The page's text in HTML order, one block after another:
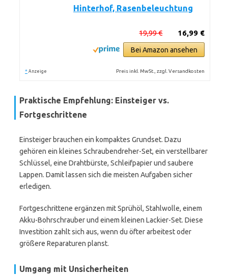
Hinterhof, Rasenbeleuchtung
16,99 €
19,99 €
Bei Amazon ansehen
* Anzeige Preis inkl. MwSt., zzgl. Versandkosten
Praktische Empfehlung: Einsteiger vs.
Fortgeschrittene
Einsteiger brauchen ein kompaktes Grundset. Dazu
gehören ein kleines Schraubendreher-Set, ein verstellbarer
Schlüssel, eine Drahtbürste, Schleifpapier und saubere
Lappen. Damit lassen sich die meisten Aufgaben sicher
erledigen.
Fortgeschrittene ergänzen mit Sprühöl, Stahlwolle, einem
Akku-Bohrschrauber und einem kleinen Lackier-Set. Diese
Investition zahlt sich aus, wenn du öfter arbeitest oder
größere Reparaturen planst.
Umgang mit Unsicherheiten